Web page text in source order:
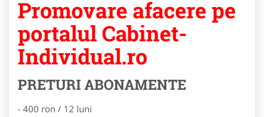
Promovare afacere pe
portalul Cabinet-
Individual.ro
PRETURI ABONAMENTE
- 400 ron / 12 luni